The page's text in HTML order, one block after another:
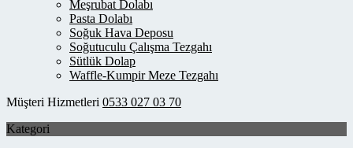
Meşrubat Dolabı
Pasta Dolabı
Soğuk Hava Deposu
Soğutuculu Çalışma Tezgahı
Sütlük Dolap
Waffle-Kumpir Meze Tezgahı
Müşteri Hizmetleri 0533 027 03 70
Kategori